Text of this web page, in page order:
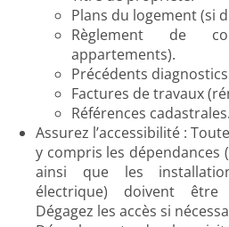
Plans du logement (si
Règlement de
appartements).
Précédents diagnostics
Factures de travaux
Références cadastrales.
Assurez l’accessibilité :
y compris les dépendances
ainsi que les
électrique) doivent être
Dégagez les accès si